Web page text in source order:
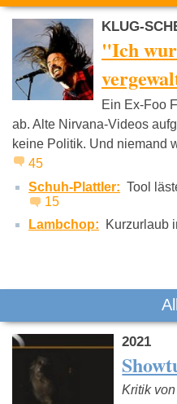
KLUG-
"Ich
Ein Ex-Foo
ab. Alte Nirvana-Videos
keine Politik. Und niemand
45
Schuh-Plattler: Tool
15
Lambchop:
Kurzurlaub
2021
Kritik